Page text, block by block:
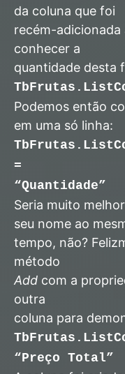
da coluna que foi
recém-adicionada
conhecer a
quantidade desta
Podemos então
em uma só linha:
=
“Quantidade”
Seria muito
seu nome ao
tempo, não?
método
Add com a
outra
coluna para
“Preço Total”